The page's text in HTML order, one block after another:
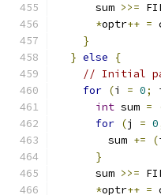
      sum
>>=
*optr++ =
}
} else
{
// Initial
for (i = 0;
int sum =
for (j = 0
        sum
+= (
}
      sum
>>=
*optr++ =